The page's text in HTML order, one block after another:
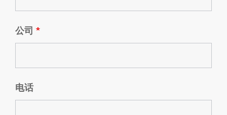
公司 *
电话